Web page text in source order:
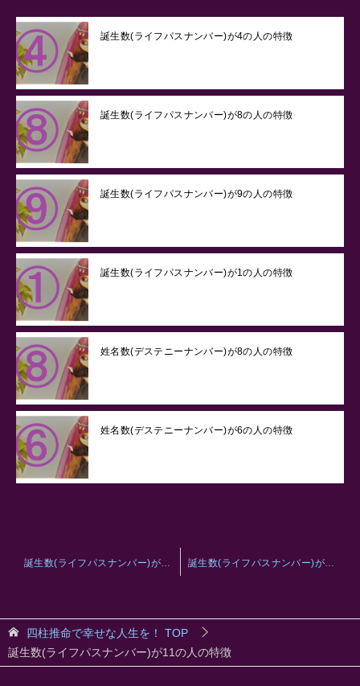
誕生数(ライフパスナンバー)が4の人の特徴
誕生数(ライフパスナンバー)が8の人の特徴
誕生数(ライフパスナンバー)が9の人の特徴
誕生数(ライフパスナンバー)が1の人の特徴
姓名数(デステニーナンバー)が8の人の特徴
姓名数(デステニーナンバー)が6の人の特徴
ビ
ゲ
誕生数(ライフパスナンバー)が9の人の特徴 誕生数(ライフパスナンバー)が22の人の特徴
四柱推命で幸せな人生を！
TOP
誕生数(ライフパスナンバー)が11の人の特徴